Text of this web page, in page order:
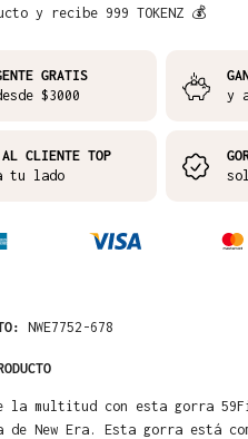
y recibe 999 TOKENZ 💰
GRATIS
$3000
y
AL CLIENTE TOP
tu lado
NWE7752-678
la multitud con esta gorra
New Era. Esta gorra está